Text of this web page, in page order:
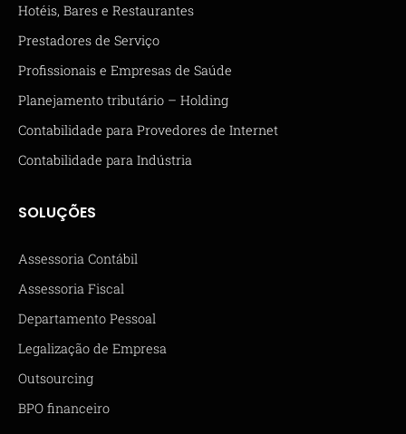
Hotéis, Bares e Restaurantes
Prestadores de Serviço
Profissionais e Empresas de Saúde
Planejamento tributário – Holding
Contabilidade para Provedores de Internet
Contabilidade para Indústria
SOLUÇÕES
Assessoria Contábil
Assessoria Fiscal
Departamento Pessoal
Legalização de Empresa
Outsourcing
BPO financeiro